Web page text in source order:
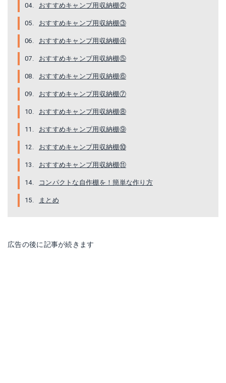
おすすめキャンプ用収納棚②
おすすめキャンプ用収納棚③
おすすめキャンプ用収納棚④
おすすめキャンプ用収納棚⑤
おすすめキャンプ用収納棚⑥
おすすめキャンプ用収納棚⑦
おすすめキャンプ用収納棚⑧
おすすめキャンプ用収納棚⑨
おすすめキャンプ用収納棚⑩
おすすめキャンプ用収納棚⑪
コンパクトな自作棚を！簡単な作り方
まとめ
広告の後に記事が続きます
オールインワンキッチンテーブル
Amazonで詳細を見る
バーベキューグリル 折り畳み式
2WAY キッチンラック
Amazonで詳細を見る
ファニチャー シェルフコンテナ 25